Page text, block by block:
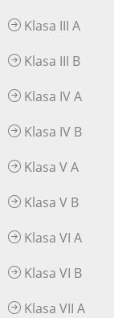
Klasa III A
Klasa III B
Klasa IV A
Klasa IV B
Klasa V A
Klasa V B
Klasa VI A
Klasa VI B
Klasa VII A